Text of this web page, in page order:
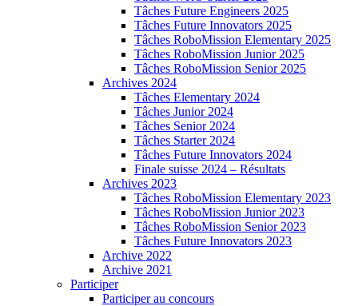
Tâches Future Engineers 2025
Tâches Future Innovators 2025
Tâches RoboMission Elementary 2025
Tâches RoboMission Junior 2025
Tâches RoboMission Senior 2025
Archives 2024
Tâches Elementary 2024
Tâches Junior 2024
Tâches Senior 2024
Tâches Starter 2024
Tâches Future Innovators 2024
Finale suisse 2024 – Résultats
Archives 2023
Tâches RoboMission Elementary 2023
Tâches RoboMission Junior 2023
Tâches RoboMission Senior 2023
Tâches Future Innovators 2023
Archive 2022
Archive 2021
Participer
Participer au concours